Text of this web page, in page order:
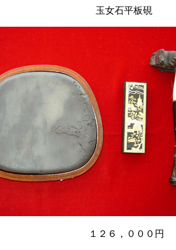
平板硯
，０００円